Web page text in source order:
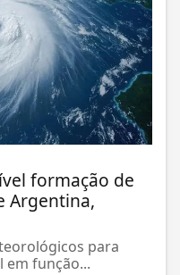
formação de
Argentina,
para
em função...